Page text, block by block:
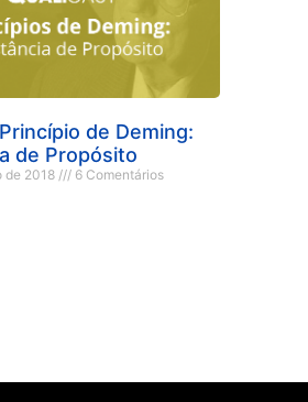
de Deming:
de Propósito
de 2018 6 Comentários